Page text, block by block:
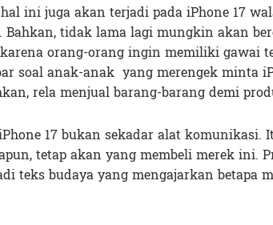
ini juga akan terjadi pada iPhone 17
tidak lama lagi mungkin akan
orang-orang ingin memiliki gawai
soal anak-anak yang merengek minta
rela menjual barang-barang demi
17 bukan sekadar alat komunikasi.
tetap akan yang membeli merek ini.
teks budaya yang mengajarkan betapa